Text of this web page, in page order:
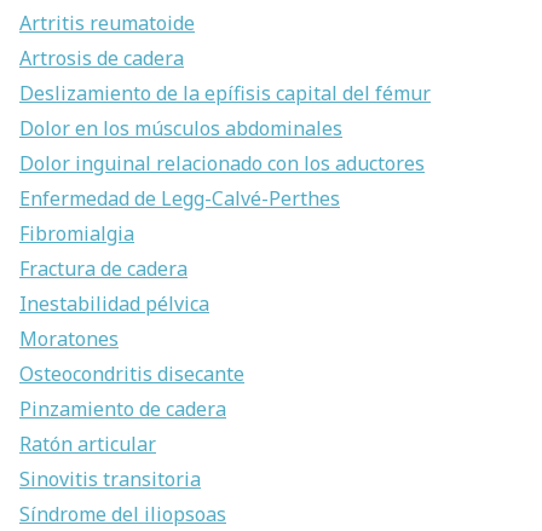
Artritis reumatoide
Artrosis de cadera
Deslizamiento de la epífisis capital del fémur
Dolor en los músculos abdominales
Dolor inguinal relacionado con los aductores
Enfermedad de Legg-Calvé-Perthes
Fibromialgia
Fractura de cadera
Inestabilidad pélvica
Moratones
Osteocondritis disecante
Pinzamiento de cadera
Ratón articular
Sinovitis transitoria
Síndrome del iliopsoas